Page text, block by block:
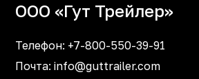
ООО «Гут Трейлер»
Телефон: +7-800-550-39-91
Почта:info@guttrailer.com